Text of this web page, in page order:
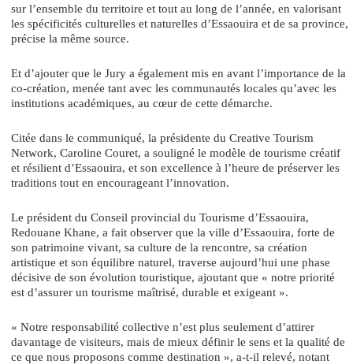
sur l’ensemble du territoire et tout au long de l’année, en valorisant
les spécificités culturelles et naturelles d’Essaouira et de sa province,
précise la même source.
Et d’ajouter que le Jury a également mis en avant l’importance de la
co‑création, menée tant avec les communautés locales qu’avec les
institutions académiques, au cœur de cette démarche.
Citée dans le communiqué, la présidente du Creative Tourism
Network, Caroline Couret, a souligné le modèle de tourisme créatif
et résilient d’Essaouira, et son excellence à l’heure de préserver les
traditions tout en encourageant l’innovation.
Le président du Conseil provincial du Tourisme d’Essaouira,
Redouane Khane, a fait observer que la ville d’Essaouira, forte de
son patrimoine vivant, sa culture de la rencontre, sa création
artistique et son équilibre naturel, traverse aujourd’hui une phase
décisive de son évolution touristique, ajoutant que « notre priorité
est d’assurer un tourisme maîtrisé, durable et exigeant ».
« Notre responsabilité collective n’est plus seulement d’attirer
davantage de visiteurs, mais de mieux définir le sens et la qualité de
ce que nous proposons comme destination », a-t-il relevé, notant